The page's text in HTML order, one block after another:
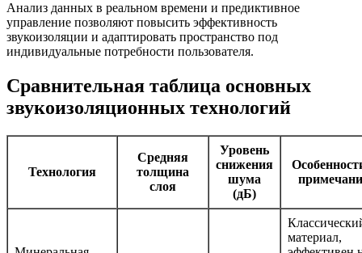
Анализ данных в реальном времени и предиктивное
управление позволяют повысить эффективность
звукоизоляции и адаптировать пространство под
индивидуальные потребности пользователя.
Сравнительная таблица основных
звукоизоляционных технологий
Технология
Средняя
толщина
слоя
Уровень
снижения
шума
(дБ)
материал,